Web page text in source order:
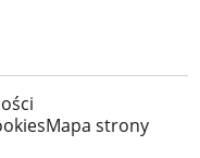
Mapa strony